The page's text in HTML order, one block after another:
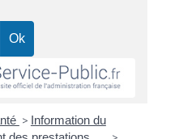
> Information du